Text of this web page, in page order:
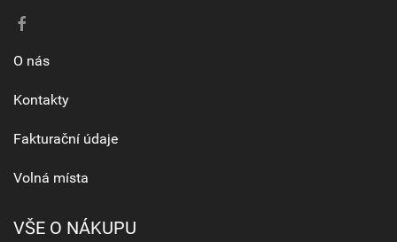
O nás
Kontakty
Fakturační údaje
Volná místa
VŠE O NÁKUPU